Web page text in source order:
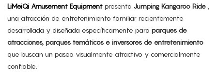
LiMeiQi Amusement Equipment presenta Jumping Kangaroo Ride
una atracción de entretenimiento familiar recientemente
desarrollada y diseñada específicamente para parques de
atracciones, parques temáticos e inversores de entretenimiento
que buscan un paseo visualmente atractivo y comercialmente
confiable.